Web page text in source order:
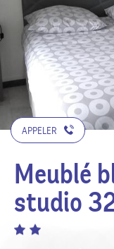
APPELER
Meublé
studio